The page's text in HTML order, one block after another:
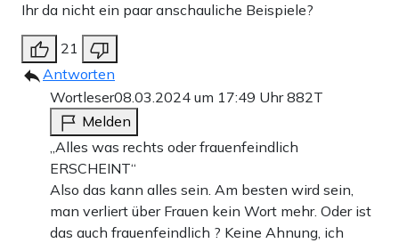
Ihr da nicht ein paar anschauliche Beispiele?
21
Antworten
Wortleser08.03.2024 um 17:49 Uhr882T
Melden
„Alles was rechts oder frauenfeindlich
ERSCHEINT“
Also das kann alles sein. Am besten wird sein,
man verliert über Frauen kein Wort mehr. Oder ist
das auch frauenfeindlich ? Keine Ahnung, ich